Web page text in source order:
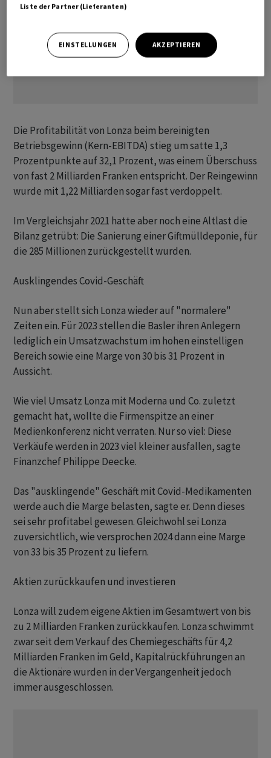
Die Profitabilität von Lonza beim bereinigten
Betriebsgewinn (Kern-EBITDA) stieg um satte 1,3
Prozentpunkte auf 32,1 Prozent, was einem Überschuss
von fast 2 Milliarden Franken entspricht. Der Reingewinn
wurde mit 1,22 Milliarden sogar fast verdoppelt.
Im Vergleichsjahr 2021 hatte aber noch eine Altlast die
Bilanz getrübt: Die Sanierung einer Giftmülldeponie, für
die 285 Millionen zurückgestellt wurden.
Ausklingendes Covid-Geschäft
Nun aber stellt sich Lonza wieder auf "normalere"
Zeiten ein. Für 2023 stellen die Basler ihren Anlegern
lediglich ein Umsatzwachstum im hohen einstelligen
Bereich sowie eine Marge von 30 bis 31 Prozent in
Aussicht.
Wie viel Umsatz Lonza mit Moderna und Co. zuletzt
gemacht hat, wollte die Firmenspitze an einer
Medienkonferenz nicht verraten. Nur so viel: Diese
Verkäufe werden in 2023 viel kleiner ausfallen, sagte
Finanzchef Philippe Deecke.
Das "ausklingende" Geschäft mit Covid-Medikamenten
werde auch die Marge belasten, sagte er. Denn dieses
sei sehr profitabel gewesen. Gleichwohl sei Lonza
zuversichtlich, wie versprochen 2024 dann eine Marge
von 33 bis 35 Prozent zu liefern.
Aktien zurückkaufen und investieren
Lonza will zudem eigene Aktien im Gesamtwert von bis
zu 2 Milliarden Franken zurückkaufen. Lonza schwimmt
zwar seit dem Verkauf des Chemiegeschäfts für 4,2
Milliarden Franken im Geld, Kapitalrückführungen an
die Aktionäre wurden in der Vergangenheit jedoch
immer ausgeschlossen.
Liste der Partner (Lieferanten)
EINSTELLUNGEN AKZEPTIEREN